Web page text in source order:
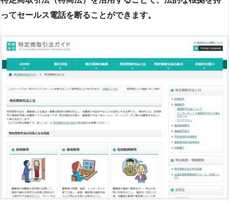
ってセールス電話を断ることができます。